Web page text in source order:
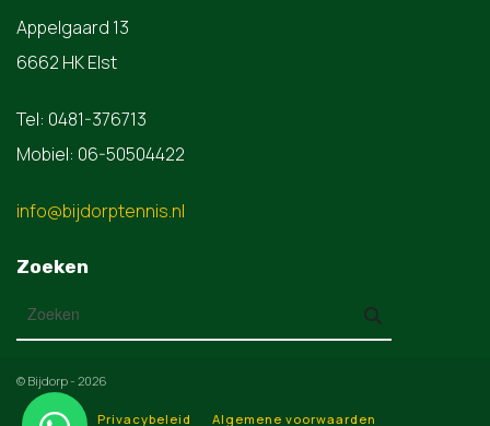
Appelgaard 13
6662 HK Elst
Tel: 0481-376713
Mobiel: 06-50504422
info@bijdorptennis.nl
Zoeken
© Bijdorp - 2026
Privacybeleid Algemene voorwaarden